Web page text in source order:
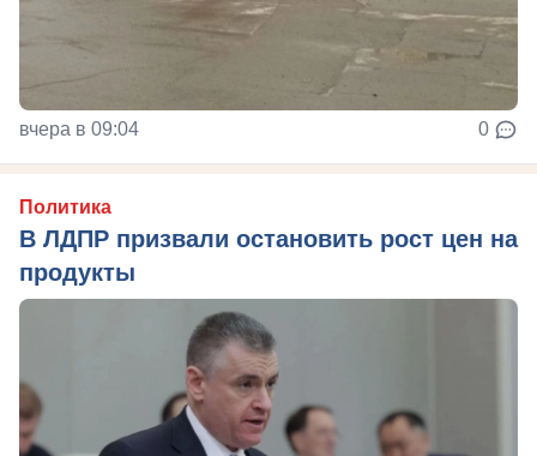
вчера в 09:04 0
Политика
В ЛДПР призвали остановить рост цен на
продукты